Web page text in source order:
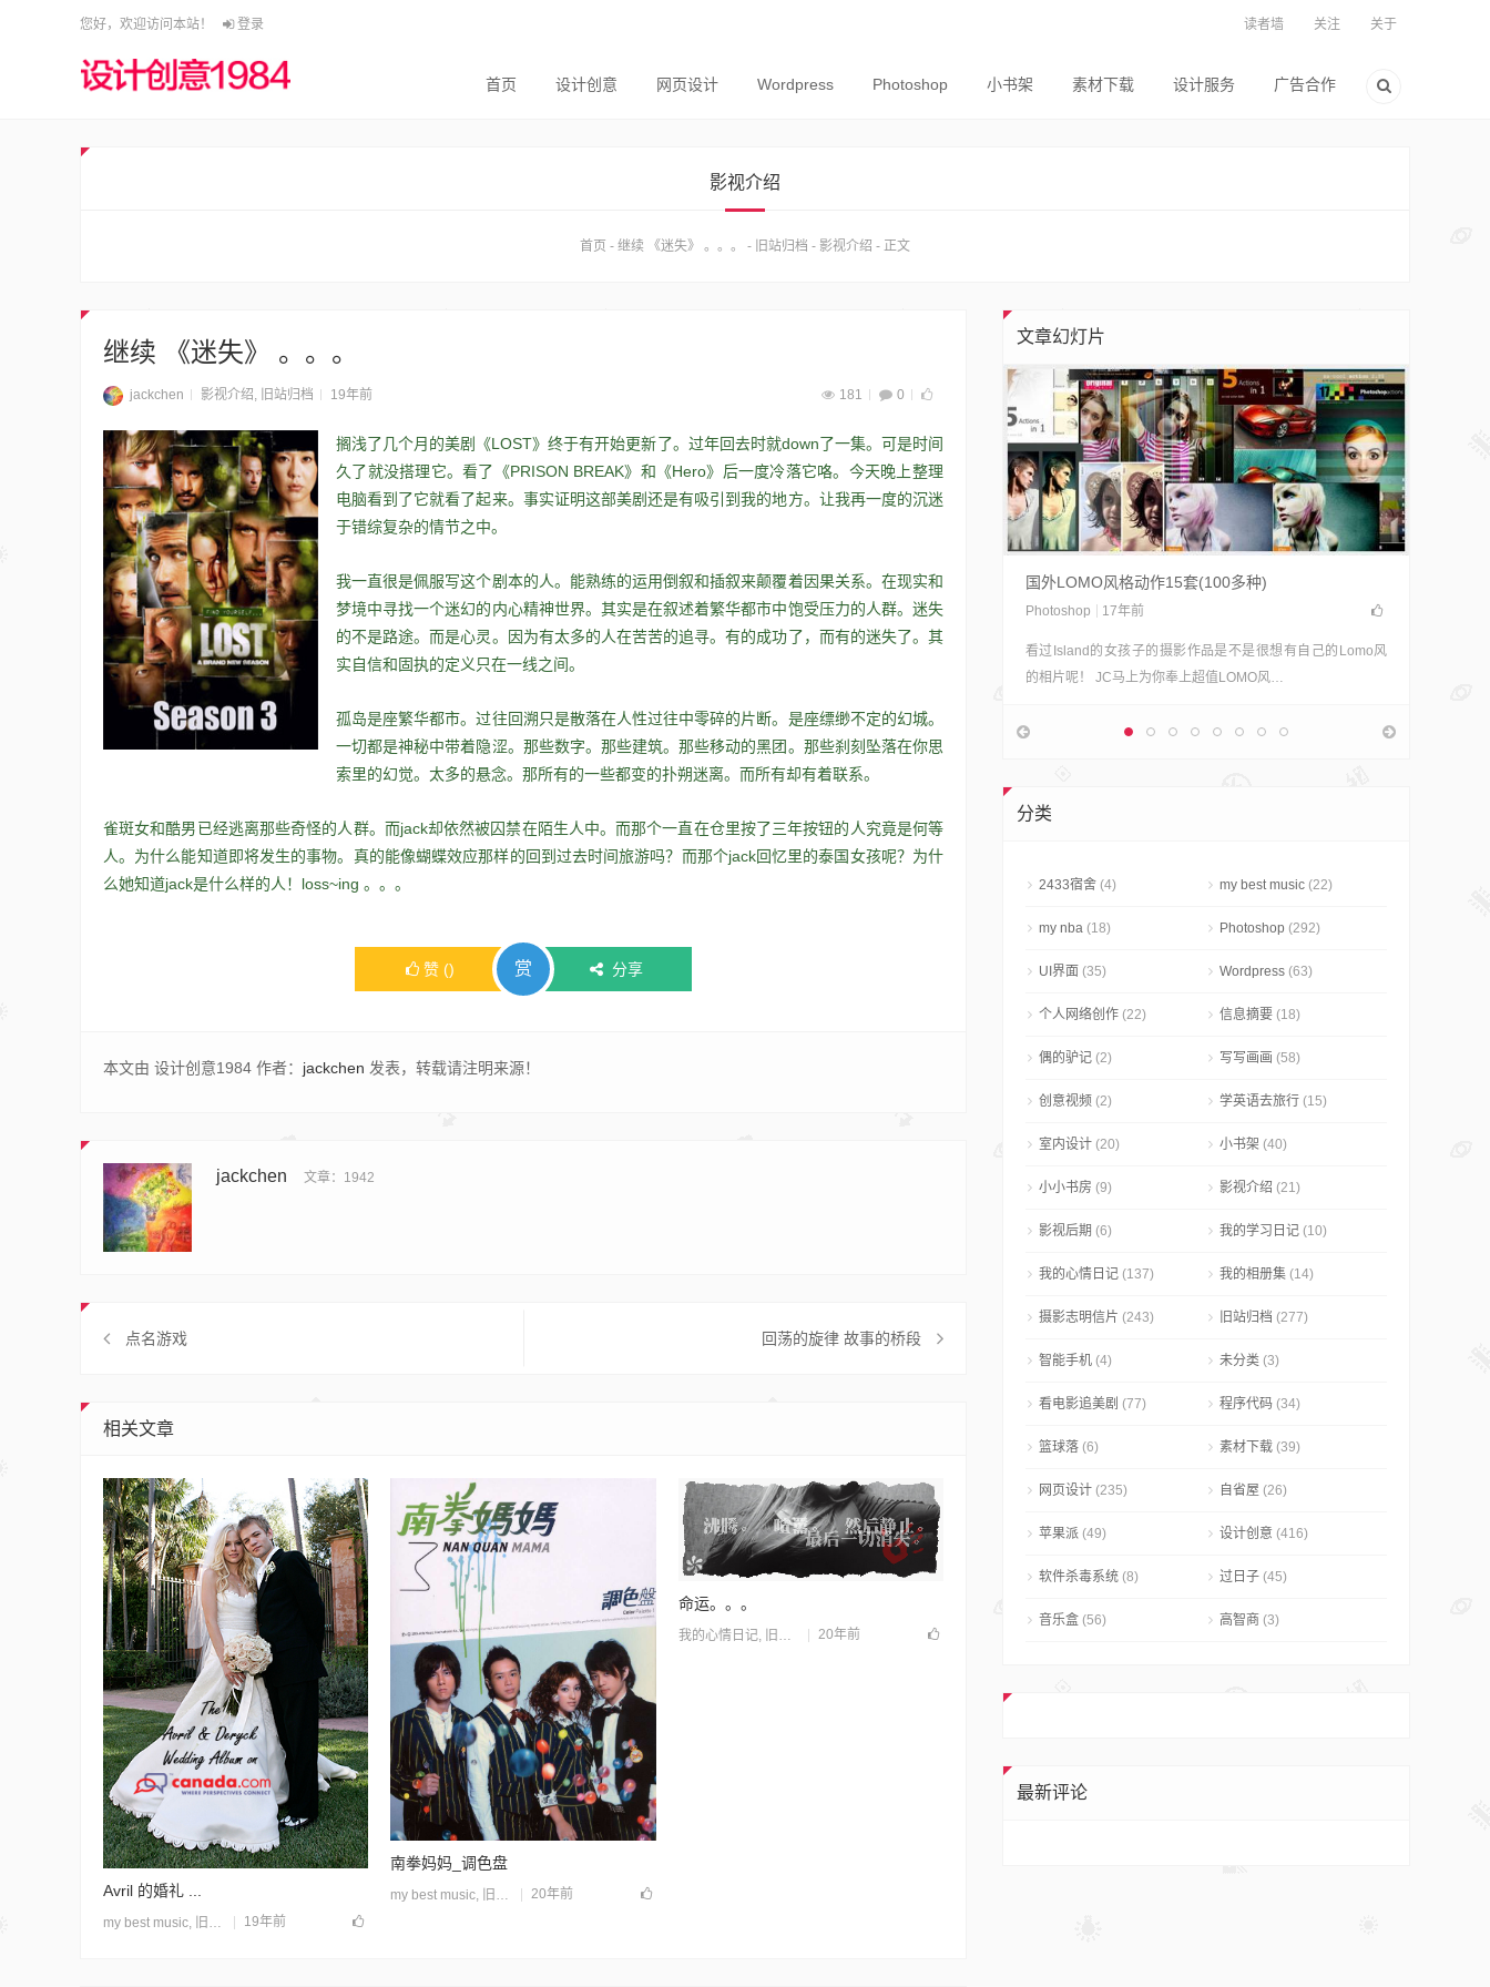
您好，欢迎访问本站！ 登录 读者墙 关注 关于
首页 设计创意 网页设计 Wordpress Photoshop 小书架 素材下载 设计服务 广告合作
影视介绍
首页 - 继续 《迷失》 。。。 - 旧站归档 - 影视介绍 - 正文
继续 《迷失》 。。。
jackchen 影视介绍, 旧站归档 19年前 181 0
搁浅了几个月的美剧《LOST》终于有开始更新了。过年回去时就down了一集。可是时间
久了就没搭理它。看了《PRISON BREAK》和《Hero》后一度冷落它咯。今天晚上整理
电脑看到了它就看了起来。事实证明这部美剧还是有吸引到我的地方。让我再一度的沉迷
于错综复杂的情节之中。
我一直很是佩服写这个剧本的人。能熟练的运用倒叙和插叙来颠覆着因果关系。在现实和
梦境中寻找一个迷幻的内心精神世界。其实是在叙述着繁华都市中饱受压力的人群。迷失
的不是路途。而是心灵。因为有太多的人在苦苦的追寻。有的成功了，而有的迷失了。其
实自信和固执的定义只在一线之间。
孤岛是座繁华都市。过往回溯只是散落在人性过往中零碎的片断。是座缥缈不定的幻城。
一切都是神秘中带着隐涩。那些数字。那些建筑。那些移动的黑团。那些刹刻坠落在你思
索里的幻觉。太多的悬念。那所有的一些都变的扑朔迷离。而所有却有着联系。
雀斑女和酷男已经逃离那些奇怪的人群。而jack却依然被囚禁在陌生人中。而那个一直在仓里按了三年按钮的人究竟是何等
人。为什么能知道即将发生的事物。真的能像蝴蝶效应那样的回到过去时间旅游吗？而那个jack回忆里的泰国女孩呢？为什
么她知道jack是什么样的人！loss~ing 。。。
赞 () 赏 分享
本文由 设计创意1984 作者： jackchen 发表，转载请注明来源！
jackchen 文章：1942
点名游戏 回荡的旋律 故事的桥段
相关文章
Avril 的婚礼 ...
my best music 旧站归档 19年前
南拳妈妈_调色盘
my best music, 旧站归档 20年前
命运。。。
我的心情日记, 旧站归档 20年前
文章幻灯片
在我们对图片进行设计处理时用的最多最广泛的应该就是
国外LOMO风格动作15套(100多种)
Photoshop 17年前
看过Island的女孩子的摄影作品是不是很想有自己的Lomo风
的相片呢！ JC马上为你奉上超值LOMO风…
分类
2433宿舍 (4) my best music (22)
my nba (18) Photoshop (292)
UI界面 (35) Wordpress (63)
个人网络创作 (22) 信息摘要 (18)
偶的驴记 (2) 写写画画 (58)
创意视频 (2) 学英语去旅行 (15)
室内设计 (20) 小书架 (40)
小小书房 (9) 影视介绍 (21)
影视后期 (6) 我的学习日记 (10)
我的心情日记 (137) 我的相册集 (14)
摄影志明信片 (243) 旧站归档 (277)
智能手机 (4) 未分类 (3)
看电影追美剧 (77) 程序代码 (34)
篮球落 (6) 素材下载 (39)
网页设计 (235) 自省屋 (26)
苹果派 (49) 设计创意 (416)
软件杀毒系统 (8) 过日子 (45)
音乐盒 (56) 高智商 (3)
最新评论